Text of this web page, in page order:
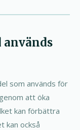
används
som används för
att öka
kan förbättra
kan också